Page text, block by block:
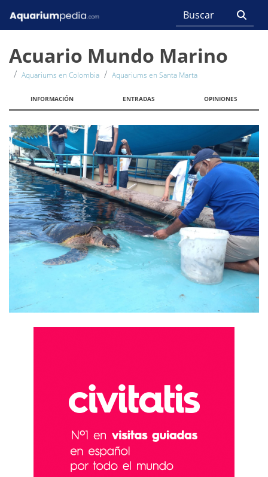
Acuario Mundo Marino
Aquariums en Colombia Aquariums en Santa Marta
INFORMACIÓN ENTRADAS OPINIONES